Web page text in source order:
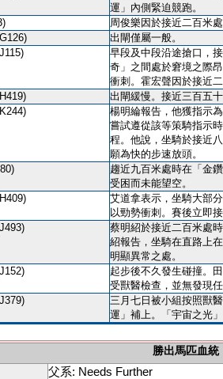
運」內側緊迫競跑。
周俊樂因於接近二百米
出閘僅屬一般。
早段及中段沿途搶口，
奇」之間處於窘境之際
衝刺。霍宏聲因於接近
出閘緩慢。接近三百五
楊明綸報告，他獲指示
嘗試遵從該等策騎指示
程。他說，坐騎於接近
願為快的步速放頭。
趨近九百米處時在「金
受困而未能望空。
艾道拿表示，坐騎大部
以勁勢衝刺。賽後立即
蔡明紹於接近二百米處
紹報告，坐騎在直路上
明顯異常之處。
起步後不久發生碰撞。
受獸醫檢查，並無發現
三月七日被小組按照獸
運」補上。「宇宙之光
勝出馬匹血統
父系: Needs Further